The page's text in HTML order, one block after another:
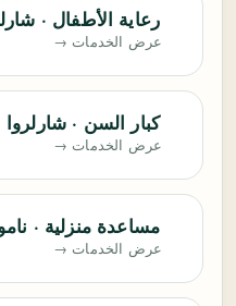
رعاية الأطفال ·
عرض الخدمات →
كبار السن · شارلروا
عرض الخدمات →
مساعدة منزلية ·
عرض الخدمات →